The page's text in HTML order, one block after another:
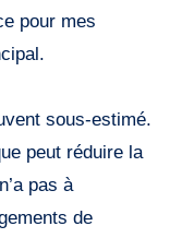
pour mes
sous-estimé.
peut réduire la
pas à
de